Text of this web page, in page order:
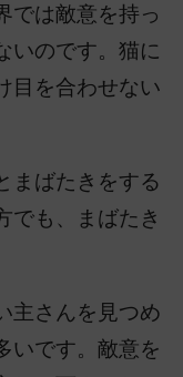
では敵意を持っ
いのです。猫に
目を合わせない
まばたきをする
でも、まばたき
主さんを見つめ
いです。敵意を